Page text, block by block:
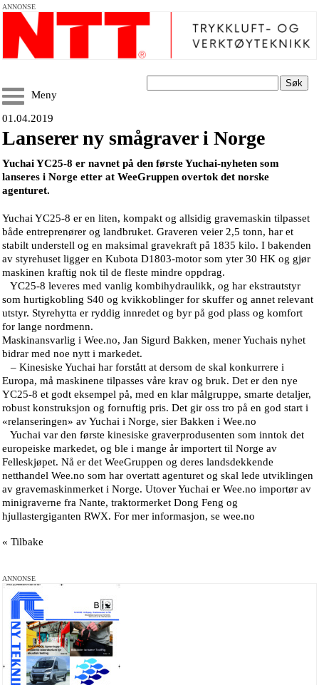
ANNONSE
Søk
Meny
01.04.2019
Lanserer ny smågraver i Norge
Yuchai YC25-8 er navnet på den første Yuchai-nyheten som
lanseres i Norge etter at WeeGruppen overtok det norske
agenturet.
Yuchai YC25-8 er en liten, kompakt og allsidig gravemaskin tilpasset
både entreprenører og landbruket. Graveren veier 2,5 tonn, har et
stabilt understell og en maksimal gravekraft på 1835 kilo. I bakenden
av styrehuset ligger en Kubota D1803-motor som yter 30 HK og gjør
maskinen kraftig nok til de fleste mindre oppdrag.
YC25-8 leveres med vanlig kombihydraulikk, og har ekstrautstyr
som hurtigkobling S40 og kvikkoblinger for skuffer og annet relevant
utstyr. Styrehytta er ryddig innredet og byr på god plass og komfort
for lange nordmenn.
Maskinansvarlig i Wee.no, Jan Sigurd Bakken, mener Yuchais nyhet
bidrar med noe nytt i markedet.
– Kinesiske Yuchai har forstått at dersom de skal konkurrere i
Europa, må maskinene tilpasses våre krav og bruk. Det er den nye
YC25-8 et godt eksempel på, med en klar målgruppe, smarte detaljer,
robust konstruksjon og fornuftig pris. Det gir oss tro på en god start i
«relanseringen» av Yuchai i Norge, sier Bakken i Wee.no
Yuchai var den første kinesiske graverprodusenten som inntok det
europeiske markedet, og ble i mange år importert til Norge av
Felleskjøpet. Nå er det WeeGruppen og deres landsdekkende
netthandel Wee.no som har overtatt agenturet og skal lede utviklingen
av gravemaskinmerket i Norge. Utover Yuchai er Wee.no importør av
minigraverne fra Nante, traktormerket Dong Feng og
hjullastergiganten RWX. For mer informasjon, se wee.no
« Tilbake
ANNONSE